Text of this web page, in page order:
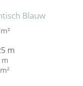
Blauw
m